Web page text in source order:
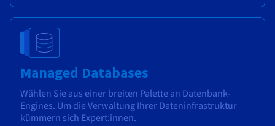
Managed Databases
Wählen Sie aus einer breiten Palette an Datenbank-
Engines. Um die Verwaltung Ihrer Dateninfrastruktur
kümmern sich Expert:innen.